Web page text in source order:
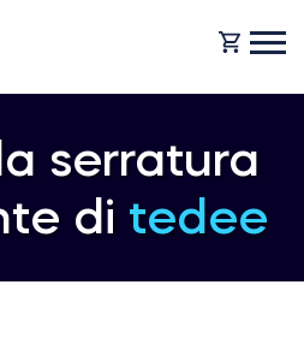
serratura
di tedee